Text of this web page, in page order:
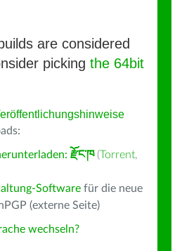
are considered
picking the 64bit
རྫོང་ཁ (Torrent,
Software für die neue
(externe Seite)
wechseln?